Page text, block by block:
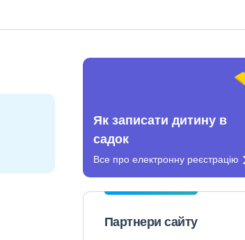
Як записати дитину в
садок
Все про електронну реєстрацію
Партнери сайту